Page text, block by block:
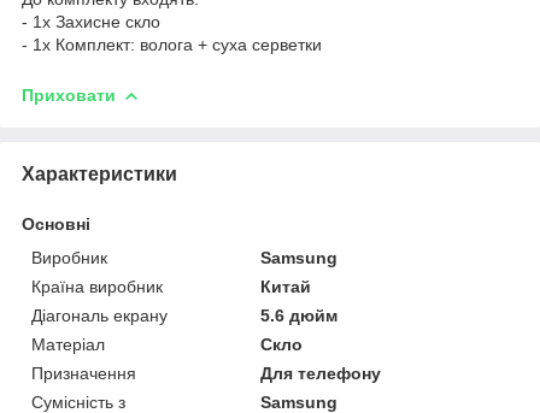
- 1х Захисне скло
- 1х Комплект: волога + суха серветки
Приховати
Характеристики
Основні
Виробник
Samsung
Країна виробник
Китай
Діагональ екрану
5.6 дюйм
Матеріал
Скло
Призначення
Для телефону
Сумісність з
Samsung